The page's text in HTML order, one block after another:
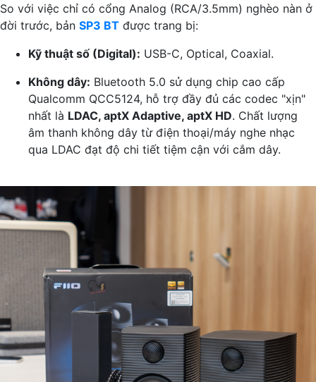
So với việc chỉ có cổng Analog (RCA/3.5mm) nghèo nàn ở
đời trước, bản SP3 BT được trang bị:
Kỹ thuật số (Digital): USB-C, Optical, Coaxial.
Không dây: Bluetooth 5.0 sử dụng chip cao cấp
Qualcomm QCC5124, hỗ trợ đầy đủ các codec "xịn"
nhất là LDAC, aptX Adaptive, aptX HD. Chất lượng
âm thanh không dây từ điện thoại/máy nghe nhạc
qua LDAC đạt độ chi tiết tiệm cận với cắm dây.